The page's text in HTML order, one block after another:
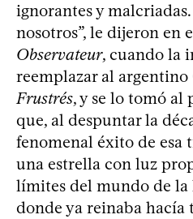
ignorantes y
nosotros”, le dijeron en
Observateur, cuando la
reemplazar al argentino
Frustrés, y se lo tomó al
que, al despuntar la
fenomenal éxito de
una estrella con luz
límites del mundo de la
donde ya reinaba hacía